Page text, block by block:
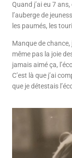
Quand j’ai eu 7
l’auberge de
les paumés, les
Manque de chance,
même pas la joie
jamais aimé ça,
C’est là que j’ai
que je détestais